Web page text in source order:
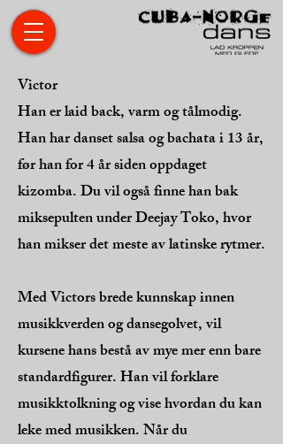
Victor
Han er laid back, varm og tålmodig.
Han har danset salsa og bachata i 13 år,
før han for 4 år siden oppdaget
kizomba. Du vil også finne han bak
miksepulten under Deejay Toko, hvor
han mikser det meste av latinske rytmer.
Med Victors brede kunnskap innen
musikkverden og dansegolvet, vil
kursene hans bestå av mye mer enn bare
standardfigurer. Han vil forklare
musikktolkning og vise hvordan du kan
leke med musikken. Når du